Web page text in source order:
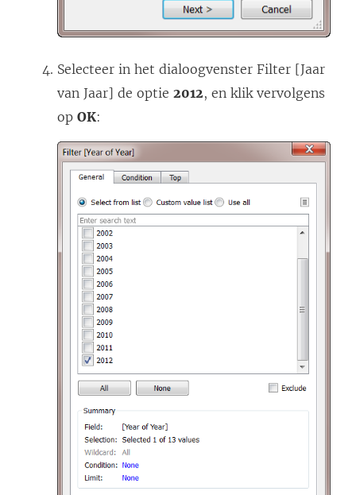
Selecteer in het dialoogvenster Filter [Jaar
van Jaar] de optie 2012, en klik vervolgens
op OK: